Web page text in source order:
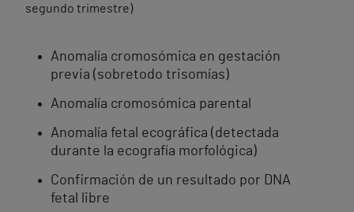
segundo trimestre)
Anomalía cromosómica en gestación
previa (sobretodo trisomías)
Anomalía cromosómica parental
Anomalía fetal ecográfica (detectada
durante la ecografía morfológica)
Confirmación de un resultado por DNA
fetal libre